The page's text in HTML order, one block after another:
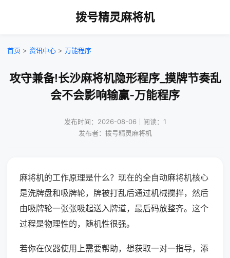
拨号精灵麻将机
首页 > 资讯中心 > 万能程序
攻守兼备!长沙麻将机隐形程序_摸牌节奏乱
会不会影响输赢-万能程序
发布时间：2026-08-06｜阅读：1
发布者：拨号精灵麻将机
麻将机的工作原理是什么？现在的全自动麻将机核心
是洗牌盘和吸牌轮，牌被打乱后通过机械搅拌，然后
由吸牌轮一张张吸起送入牌道，最后码放整齐。这个
过程是物理性的，随机性很强。
若你在仪器使用上需要帮助，想获取一对一指导，添